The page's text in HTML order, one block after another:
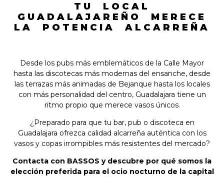
TU LOCAL
GUADALAJAREÑO MERECE
LA POTENCIA ALCARREÑA
Desde los pubs más emblemáticos de la Calle Mayor
hasta las discotecas más modernas del ensanche, desde
las terrazas más animadas de Bejanque hasta los locales
con más personalidad del centro, Guadalajara tiene un
ritmo propio que merece vasos únicos.
¿Preparado para que tu bar, pub o discoteca en
Guadalajara ofrezca calidad alcarreña auténtica con los
vasos y copas irrompibles más resistentes del mercado?
Contacta con BASSOS y descubre por qué somos la
elección preferida para el ocio nocturno de la capital